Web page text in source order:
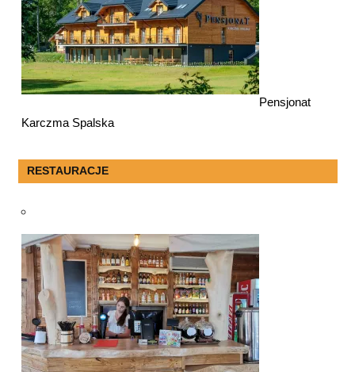
Pensjonat
Karczma Spalska
RESTAURACJE